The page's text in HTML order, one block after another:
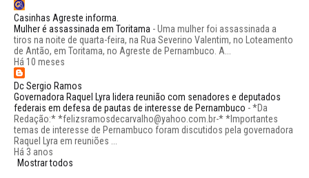
Casinhas Agreste informa.
Mulher é assassinada em Toritama -Uma mulher foi assassinada a
tiros na noite de quarta-feira, na Rua Severino Valentim, no Loteamento
de Antão, em Toritama, no Agreste de Pernambuco. A...
Há 10 meses
Dc Sergio Ramos
Governadora Raquel Lyra lidera reunião com senadores e deputados
federais em defesa de pautas de interesse de Pernambuco -*Da
Redação:* *felizsramosdecarvalho@yahoo.com.br-* *Importantes
temas de interesse de Pernambuco foram discutidos pela governadora
Raquel Lyra em reuniões ...
Há 3 anos
Mostrar todos